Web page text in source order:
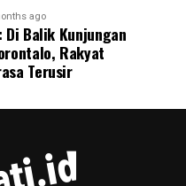
ago
Di Balik Kunjungan
Rakyat
Terusir